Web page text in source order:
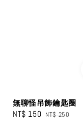
無聊怪吊飾鑰匙圈
Sale
NT$ 150 Regular
NT$ 250